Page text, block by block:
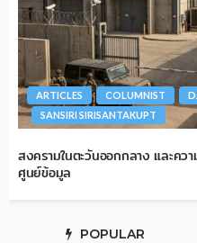
ARTICLES COLUMNIST
SANSIRI SIRISANTAKUPT
สงครามในตะวันออกกลาง และค
ศูนย์ข้อมูล
POPULAR